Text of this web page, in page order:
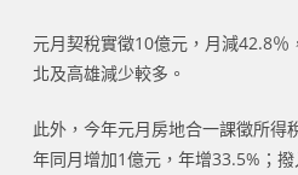
元月契稅實徵10億元，月減42.8％
北及高雄減少較多。
此外，今年元月房地合一課徵所得
年同月增加1億元，年增33.5%；